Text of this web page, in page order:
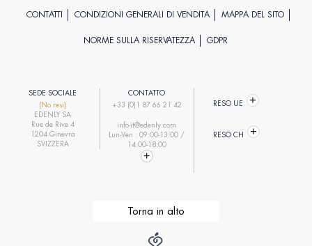
CONTATTI CONDIZIONI GENERALI DI VENDITA MAPPA DEL SITO
NORME SULLA RISERVATEZZA GDPR
SEDE SOCIALE
(No resi)
EDENLY SA
Rue de Rive 4
1204 Ginevra
SVIZZERA
CONTATTO
+33 (0)1 87 66 21 42
info-it@edenly.com
Lun-Ven : 09:00-13:00 /
14:00-18:00
RESO UE
RESO CH
Torna in alto